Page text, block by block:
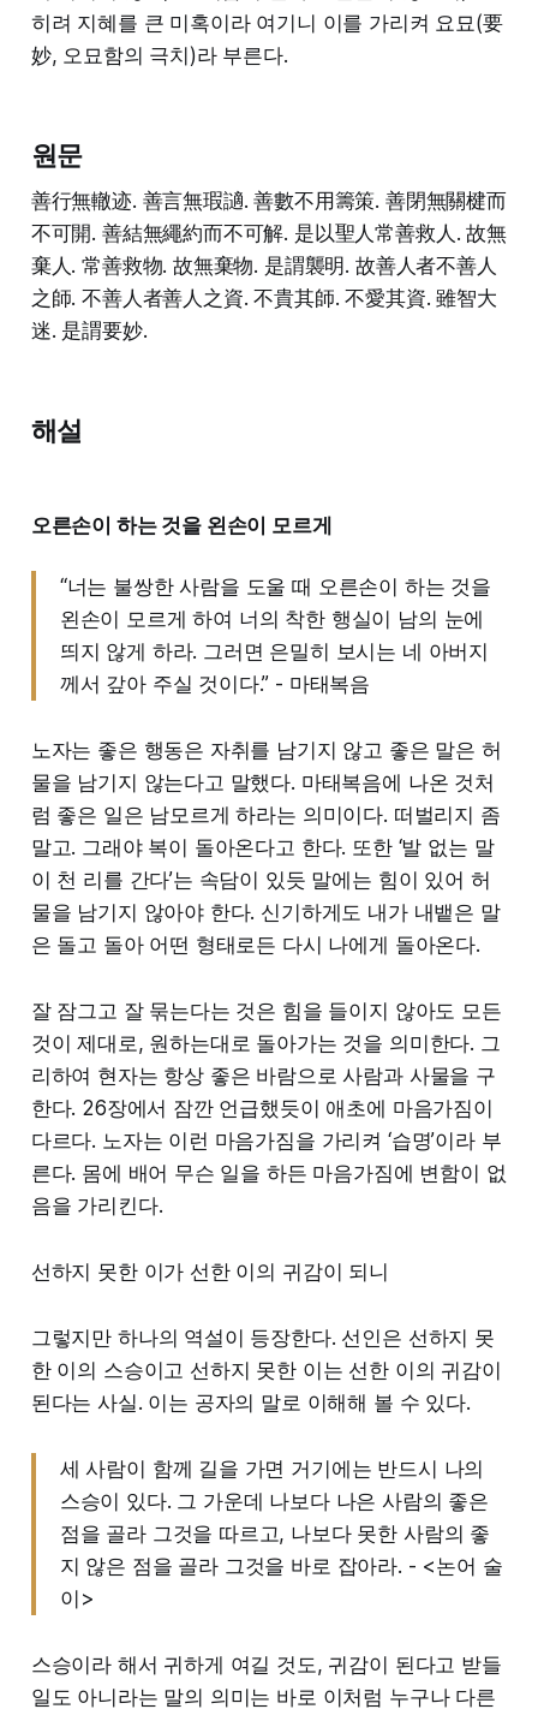
히려 지혜를 큰 미혹이라 여기니 이를 가리켜 요묘(要
妙, 오묘함의 극치)라 부른다.
원문
善行無轍迹. 善言無瑕讁. 善數不用籌策. 善閉無關楗而
不可開. 善結無繩約而不可解. 是以聖人常善救人. 故無
棄人. 常善救物. 故無棄物. 是謂襲明. 故善人者不善人
之師. 不善人者善人之資. 不貴其師. 不愛其資. 雖智大
迷. 是謂要妙.
해설
오른손이 하는 것을 왼손이 모르게
“너는 불쌍한 사람을 도울 때 오른손이 하는 것을
왼손이 모르게 하여 너의 착한 행실이 남의 눈에
띄지 않게 하라. 그러면 은밀히 보시는 네 아버지
께서 갚아 주실 것이다.” - 마태복음
노자는 좋은 행동은 자취를 남기지 않고 좋은 말은 허
물을 남기지 않는다고 말했다. 마태복음에 나온 것처
럼 좋은 일은 남모르게 하라는 의미이다. 떠벌리지 좀
말고. 그래야 복이 돌아온다고 한다. 또한 ‘발 없는 말
이 천 리를 간다’는 속담이 있듯 말에는 힘이 있어 허
물을 남기지 않아야 한다. 신기하게도 내가 내뱉은 말
은 돌고 돌아 어떤 형태로든 다시 나에게 돌아온다.
잘 잠그고 잘 묶는다는 것은 힘을 들이지 않아도 모든
것이 제대로, 원하는대로 돌아가는 것을 의미한다. 그
리하여 현자는 항상 좋은 바람으로 사람과 사물을 구
한다. 26장에서 잠깐 언급했듯이 애초에 마음가짐이
다르다. 노자는 이런 마음가짐을 가리켜 ‘습명’이라 부
른다. 몸에 배어 무슨 일을 하든 마음가짐에 변함이 없
음을 가리킨다.
선하지 못한 이가 선한 이의 귀감이 되니
그렇지만 하나의 역설이 등장한다. 선인은 선하지 못
한 이의 스승이고 선하지 못한 이는 선한 이의 귀감이
된다는 사실. 이는 공자의 말로 이해해 볼 수 있다.
세 사람이 함께 길을 가면 거기에는 반드시 나의
스승이 있다. 그 가운데 나보다 나은 사람의 좋은
점을 골라 그것을 따르고, 나보다 못한 사람의 좋
지 않은 점을 골라 그것을 바로 잡아라. - <논어 술
이>
스승이라 해서 귀하게 여길 것도, 귀감이 된다고 받들
일도 아니라는 말의 의미는 바로 이처럼 누구나 다른